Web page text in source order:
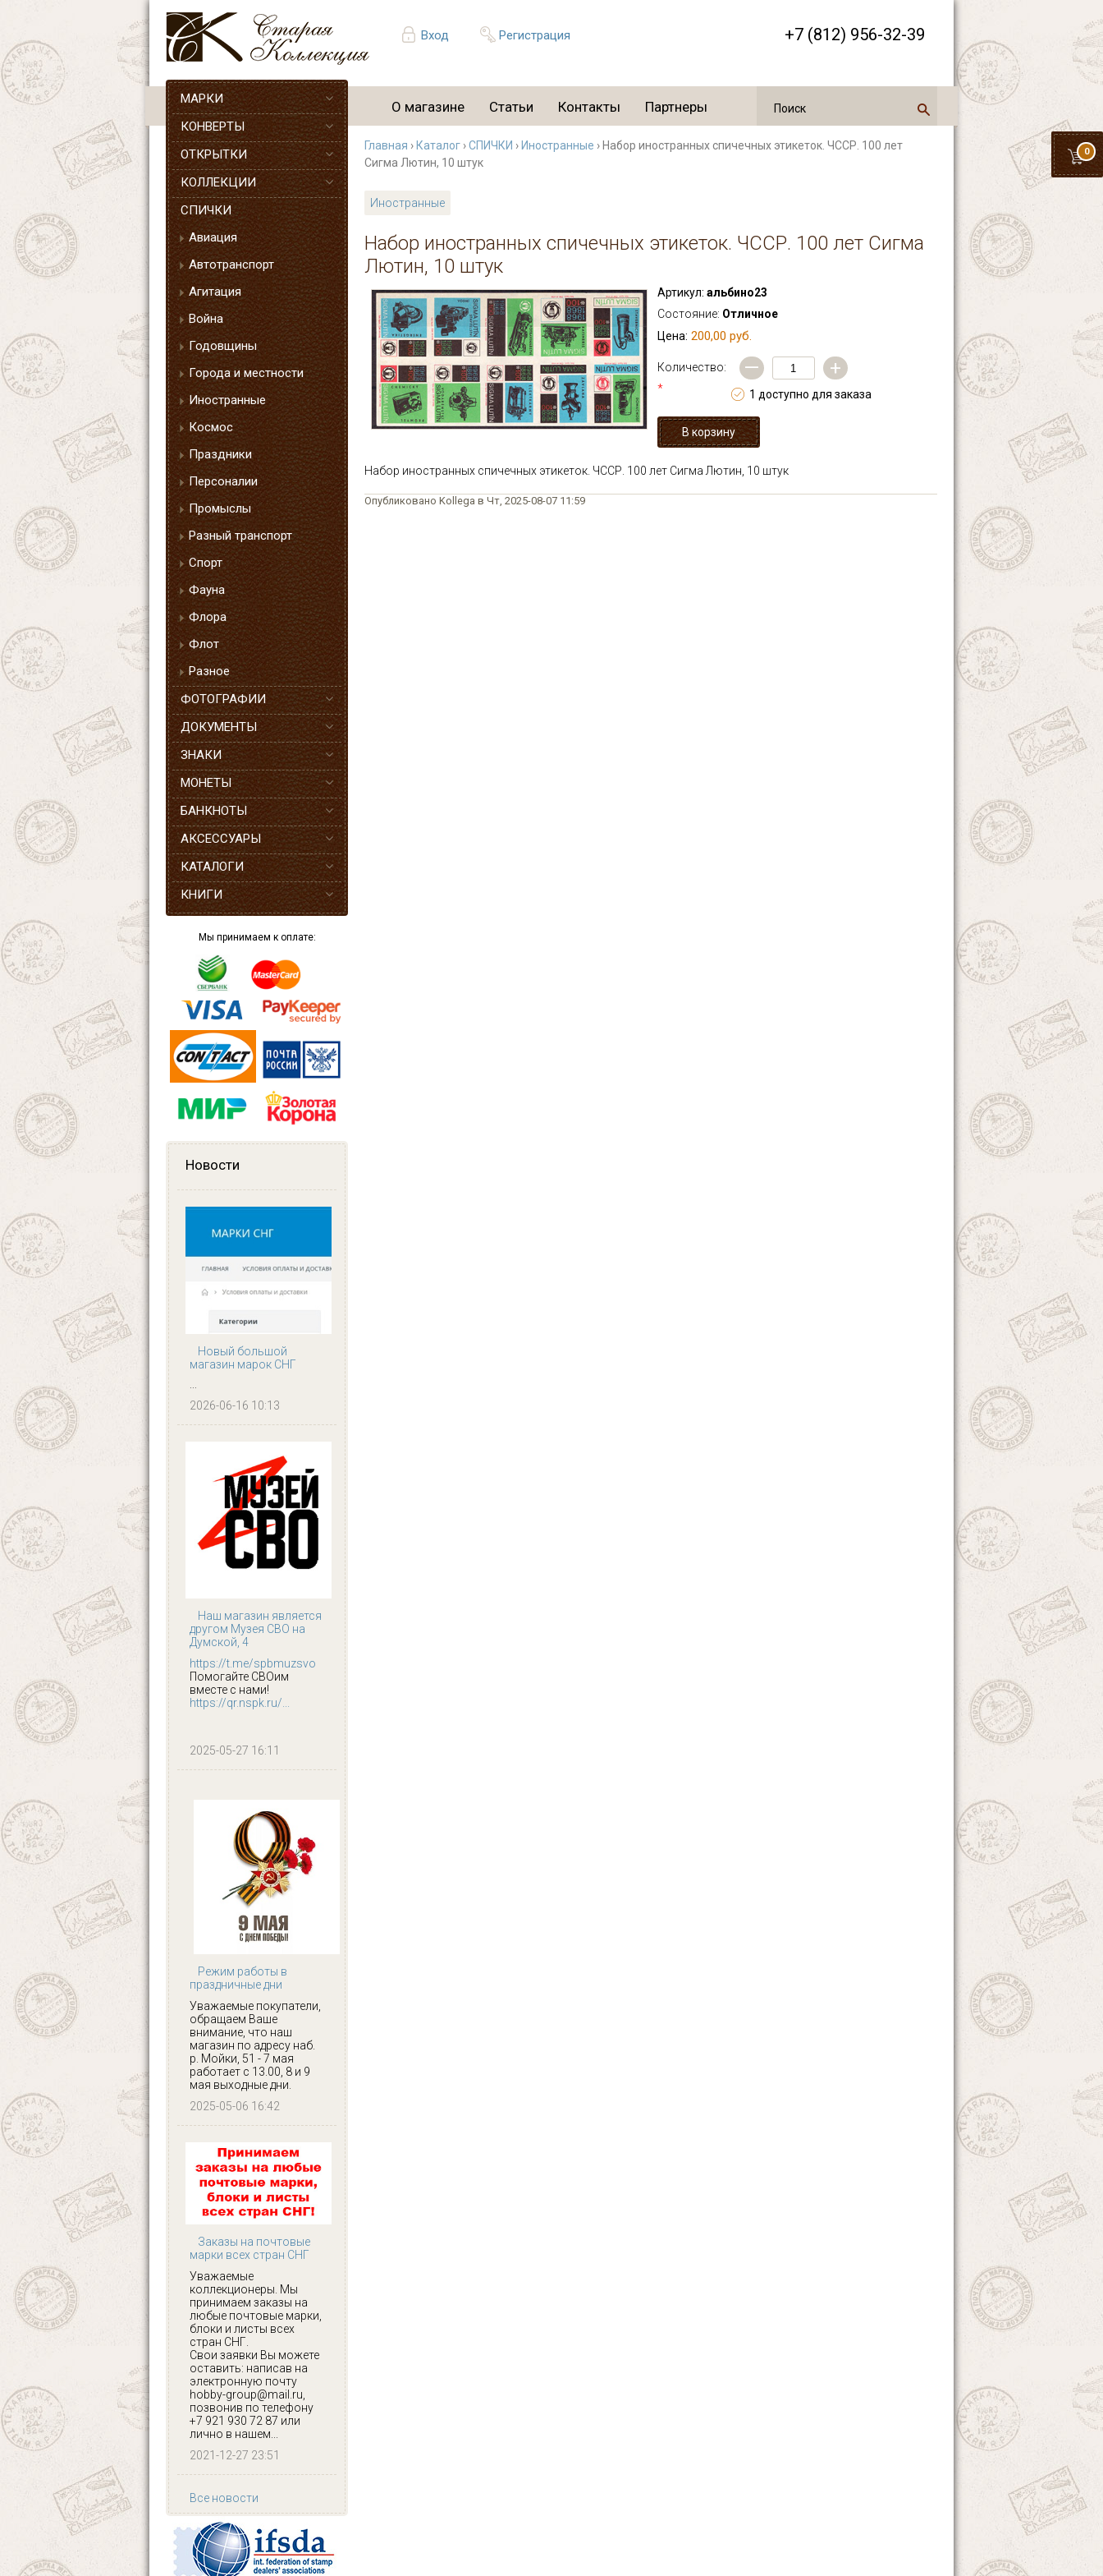
Вход Регистрация +7 (812) 956-32-39
0
О магазине Статьи Контакты Партнеры
МАРКИ
КОНВЕРТЫ
ОТКРЫТКИ
КОЛЛЕКЦИИ
СПИЧКИ
Авиация
Автотранспорт
Агитация
Война
Годовщины
Города и местности
Иностранные
Космос
Праздники
Персоналии
Промыслы
Разный транспорт
Спорт
Фауна
Флора
Флот
Разное
ФОТОГРАФИИ
ДОКУМЕНТЫ
ЗНАКИ
МОНЕТЫ
БАНКНОТЫ
АКСЕССУАРЫ
КАТАЛОГИ
КНИГИ
Мы принимаем к оплате:
Новости
Новый большой
магазин марок СНГ
...
2026-06-16 10:13
Наш магазин является
другом Музея СВО на
Думской, 4
https://t.me/spbmuzsvo
Помогайте СВОим
вместе с нами!
https://qr.nspk.ru/...
2025-05-27 16:11
Режим работы в
праздничные дни
Уважаемые покупатели,
обращаем Ваше
внимание, что наш
магазин по адресу наб.
р. Мойки, 51 - 7 мая
работает с 13.00, 8 и 9
мая выходные дни.
2025-05-06 16:42
Заказы на почтовые
марки всех стран СНГ
Уважаемые
коллекционеры. Мы
принимаем заказы на
любые почтовые марки,
блоки и листы всех
стран СНГ.
Свои заявки Вы можете
оставить: написав на
электронную почту
hobby-group@mail.ru,
позвонив по телефону
+7 921 930 72 87 или
лично в нашем...
2021-12-27 23:51
Все новости
Главная › Каталог ›СПИЧКИ › Иностранные › Набор иностранных спичечных этикеток. ЧССР. 100 лет
Сигма Лютин, 10 штук
Иностранные
Набор иностранных спичечных этикеток. ЧССР. 100 лет Сигма
Лютин, 10 штук
Артикул: альбино23
Состояние: Отличное
Цена: 200,00 руб.
Количество:
*
— +
1 доступно для заказа
Набор иностранных спичечных этикеток. ЧССР. 100 лет Сигма Лютин, 10 штук
Опубликовано Kollega в Чт, 2025-08-07 11:59